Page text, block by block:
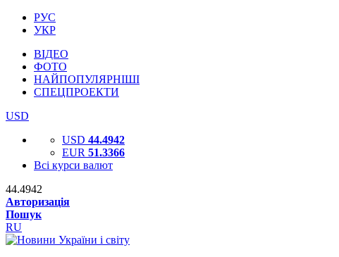
РУС
УКР
ВІДЕО
ФОТО
НАЙПОПУЛЯРНІШІ
СПЕЦПРОЕКТИ
USD
USD 44.4942
EUR 51.3366
Всі курси валют
44.4942
Авторизація
Пошук
RU